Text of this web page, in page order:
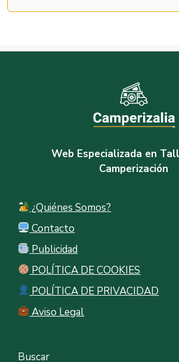
Web Especializada en
Camperización
¿Quiénes Somos?
Contacto
Publicidad
POLÍTICA DE COOKIES
POLÍTICA DE PRIVACIDAD
Aviso Legal
Buscar